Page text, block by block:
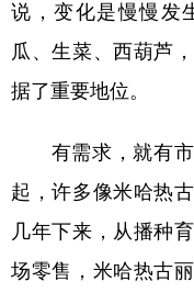
说，变化是慢慢发
瓜、生菜、西葫芦
据了重要地位。
有需求，就有市
起，许多像米哈热
几年下来，从播种
场零售，米哈热古